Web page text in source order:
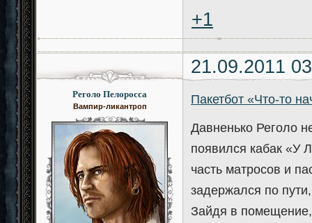
+1
21.09.2011
Реголо Пелоросса
Вампир-ликантроп
Пакетбот «Что-то
Давненько Реголо
появился кабак «У
часть матросов и
задержался по
Зайдя в